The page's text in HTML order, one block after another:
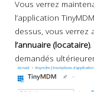
Vous verrez
l’application
dessus, vous verrez
l’annuaire (locataire).
demandés